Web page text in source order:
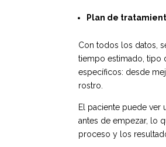
Plan de
Con todos los datos,
tiempo estimado, tipo
específicos: desde
rostro.
El paciente puede ver
antes de empezar, lo
proceso y los